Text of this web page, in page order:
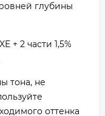
глубины
+ 2 части 1,5%
тона, не
оттенка